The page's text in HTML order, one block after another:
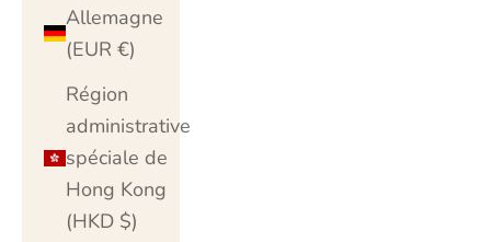
Allemagne
(EUR €)
Région
administrative
spéciale de
Hong Kong
(HKD $)